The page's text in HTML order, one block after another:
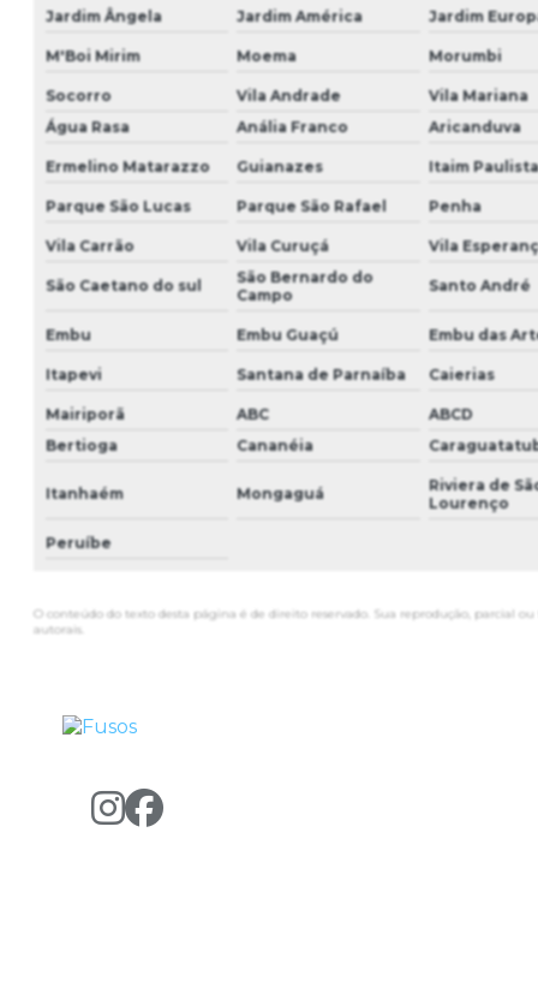
Jardim Ângela Jardim América Jardim
M'Boi Mirim Moema Morumbi
Socorro Vila Andrade
Vila Mariana
Água Rasa
Anália Franco Aricanduva
Ermelino Matarazzo Guianazes Itaim Paulista
Parque São Lucas Parque São Rafael Penha
Vila Carrão Vila Curuçá Vila
São Caetano do sul
São Bernardo do
Campo
Santo André
Embu Embu Guaçú Embu das
Itapevi Santana de Parnaíba Caierias
Mairiporã ABC
ABCD
Bertioga
Cananéia
Itanhaém Mongaguá
Riviera de
Lourenço
Peruíbe
O conteúdo do texto desta página é de direito reservado. Sua reprodução, parcial
autorais